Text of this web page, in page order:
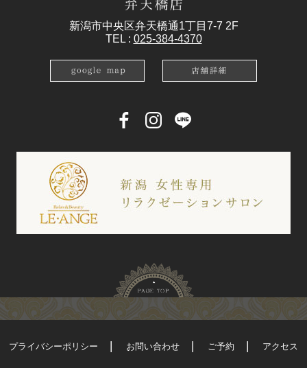
新潟市中央区弁天橋通1丁目7-7 2F
TEL : 025-384-4370
プライバシーポリシー お問い合わせ ご予約 アクセス